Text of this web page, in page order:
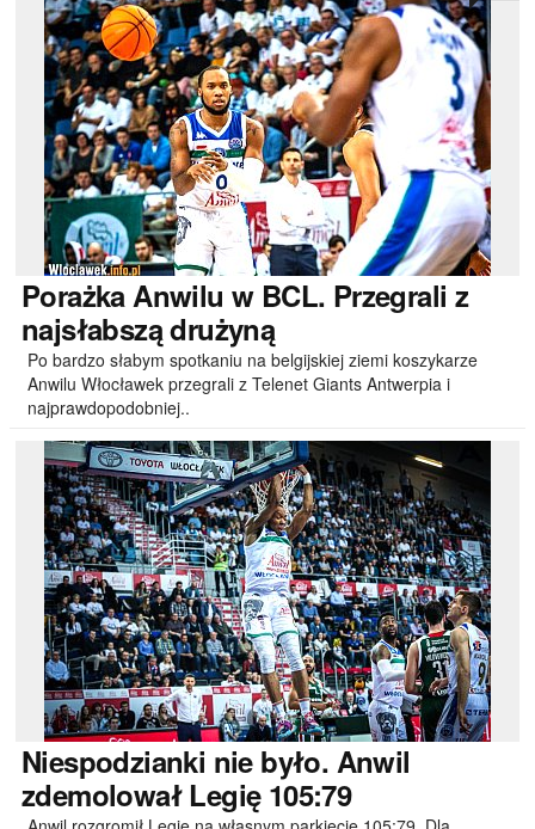
PorażkaAnwilu w BCL. Przegrali z
najsłabszą drużyną
Po bardzo słabym spotkaniu na belgijskiej ziemi koszykarze
Anwilu Włocławek przegrali z Telenet Giants Antwerpia i
najprawdopodobniej..
Niespodzianki nie było. Anwil
zdemolował Legię 105:79